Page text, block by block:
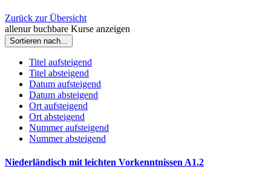
Zurück zur Übersicht
allenur buchbare Kurse anzeigen
Sortieren nach...
Titel aufsteigend
Titel absteigend
Datum aufsteigend
Datum absteigend
Ort aufsteigend
Ort absteigend
Nummer aufsteigend
Nummer absteigend
Niederländisch mit leichten Vorkenntnissen A1.2